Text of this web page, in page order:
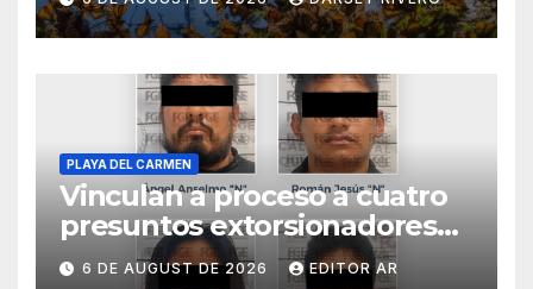
mapeo para proteger la
especie
PLAYA DEL CARMEN
Vinculan a proceso a cuatro
presuntos extorsionadores
en Playa del Carmen
6 DE AUGUST DE 2026 EDITOR AR